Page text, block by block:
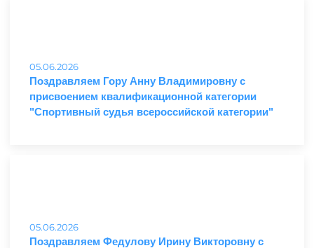
05.06.2026
Поздравляем Гору Анну Владимировну с
присвоением квалификационной категории
"Спортивный судья всероссийской категории"
05.06.2026
Поздравляем Федулову Ирину Викторовну с